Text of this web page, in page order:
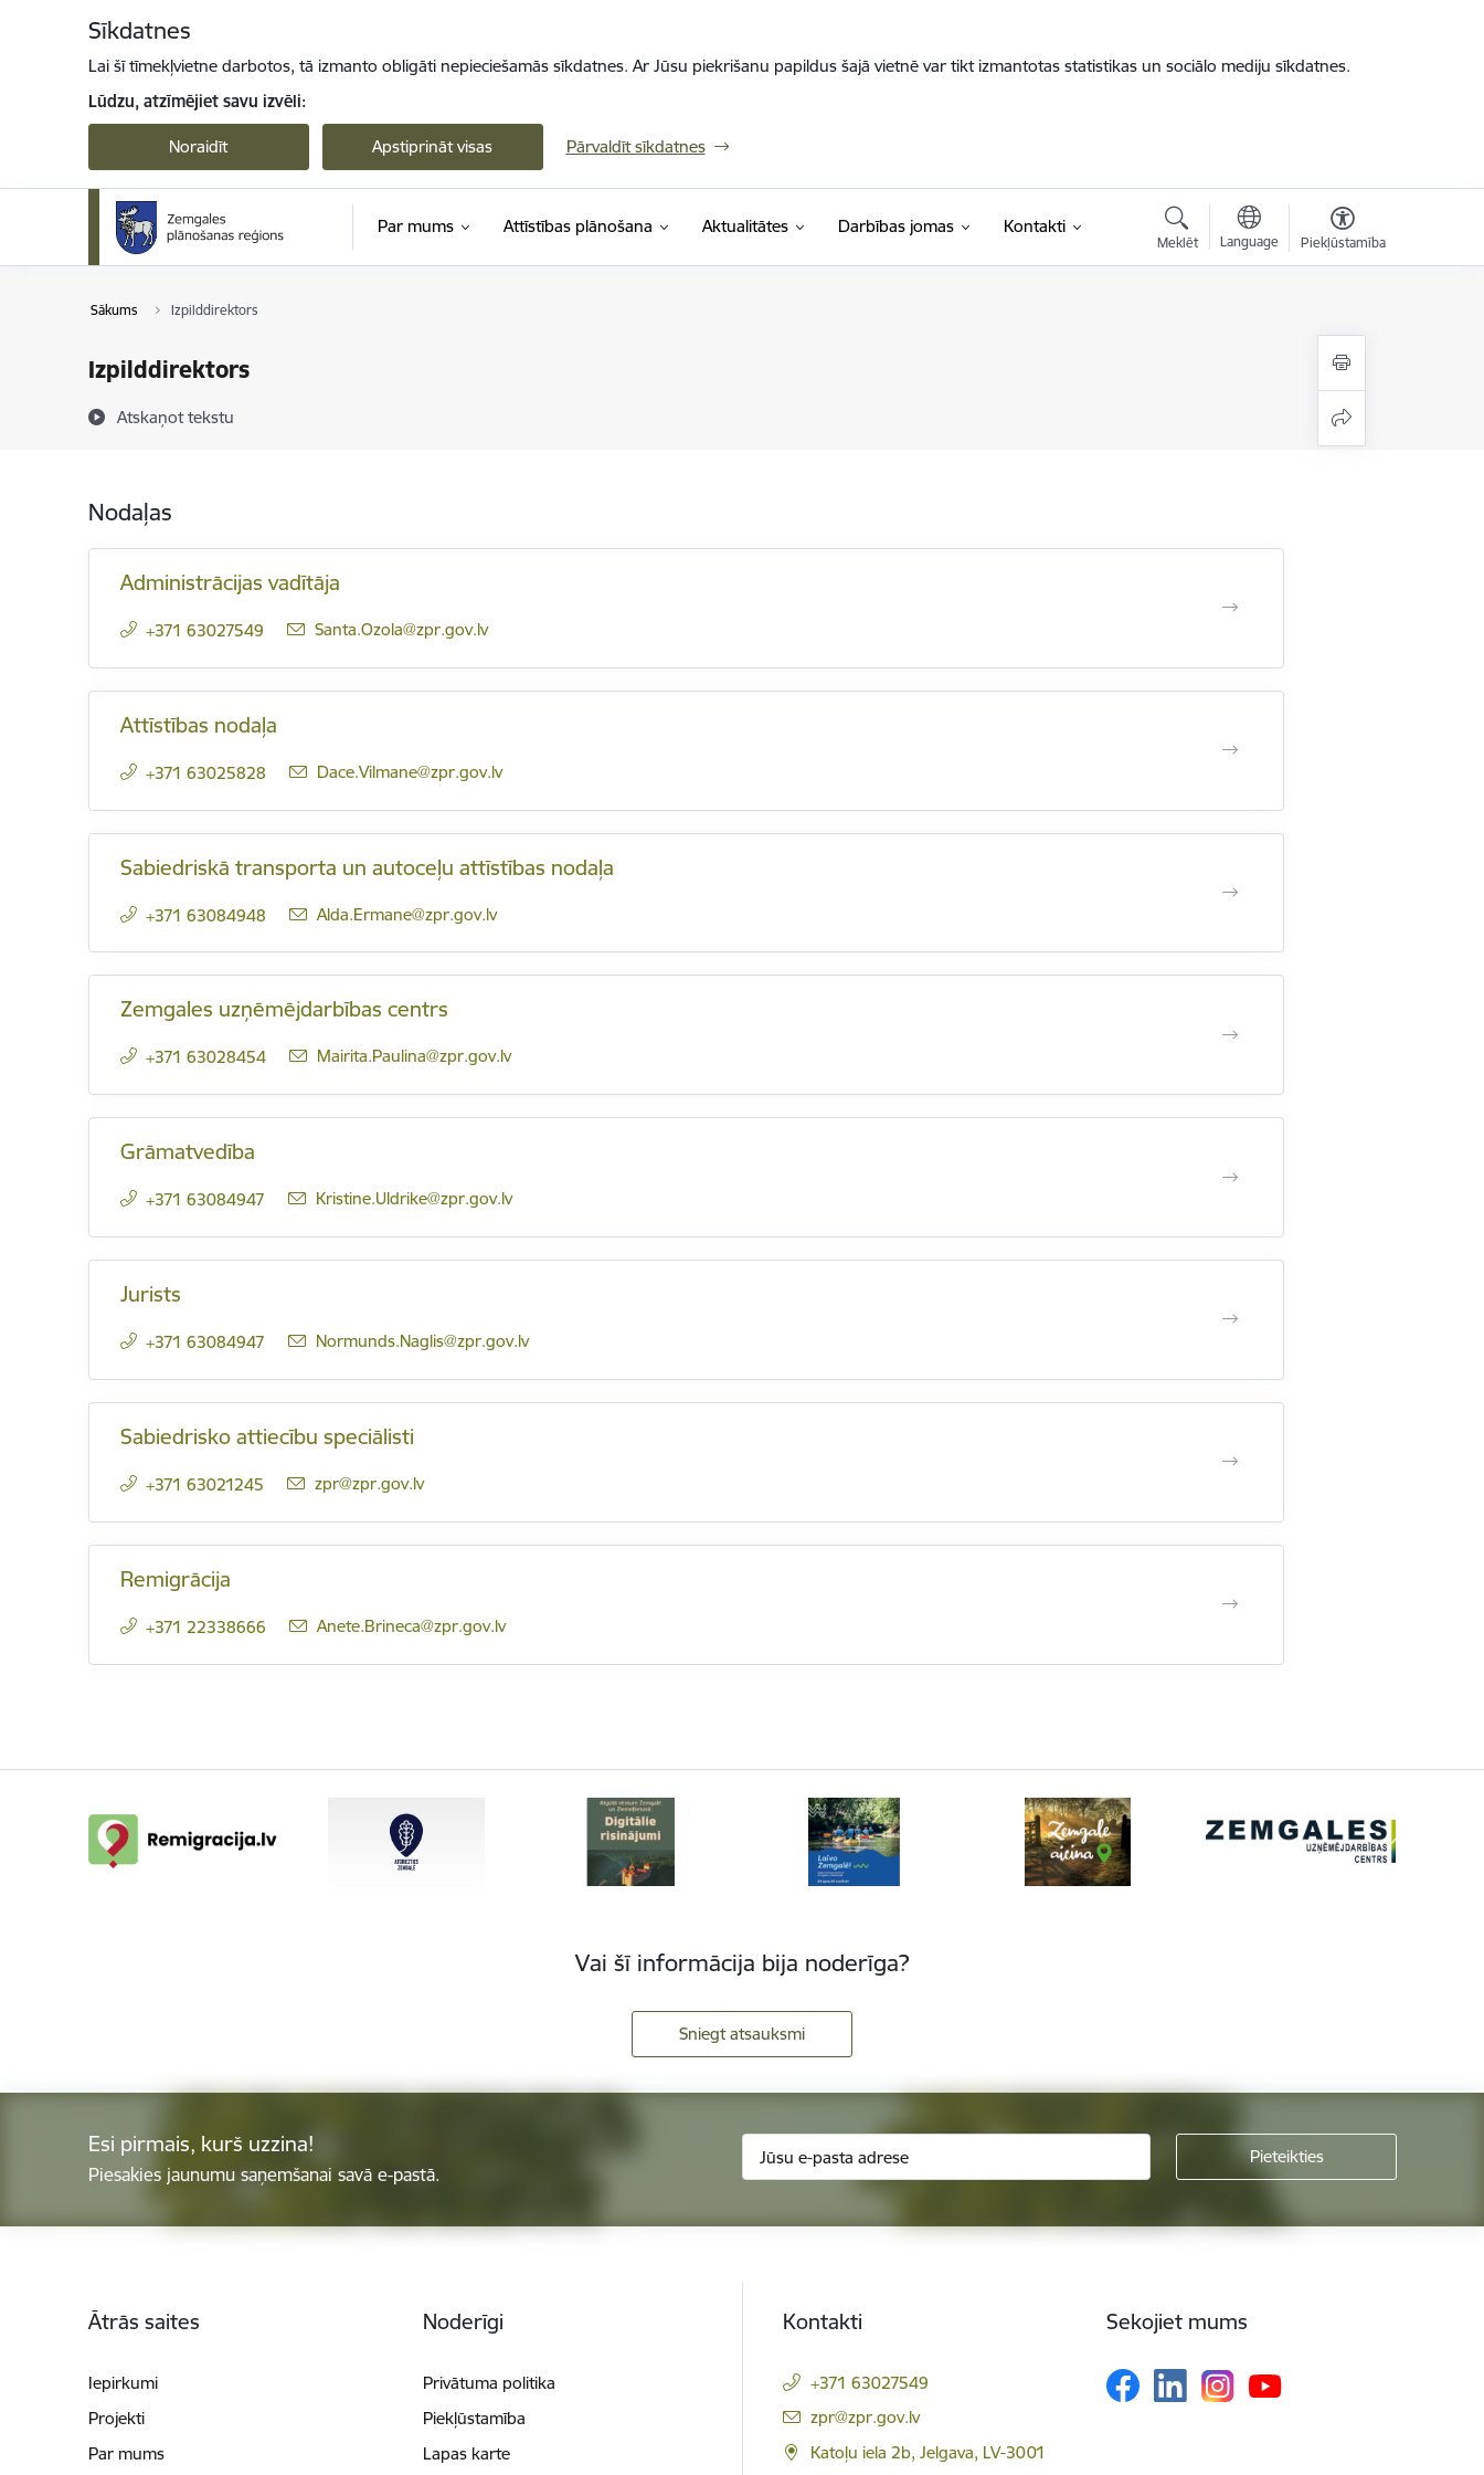
Sīkdatnes
Lai šī tīmekļvietne darbotos, tā izmanto obligāti nepieciešamās sīkdatnes. Ar Jūsu piekrišanu papildus šajā vietnē var tikt izmantotas statistikas un sociālo mediju sīkdatnes.
Lūdzu, atzīmējiet savu izvēli:
Noraidīt Apstiprināt visas Pārvaldīt sīkdatnes
Par mums Attīstības plānošana Aktualitātes Darbības jomas Kontakti
Meklēt Language Piekļūstamība
Sākums Izpilddirektors
Izpilddirektors
Atskaņot tekstu
Nodaļas
Administrācijas vadītāja
+371 63027549 E-pasts:
Santa.Ozola@zpr.gov.lv
Attīstības nodaļa
+371 63025828 E-pasts:
Dace.Vilmane@zpr.gov.lv
Sabiedriskā transporta un autoceļu attīstības nodaļa
+371 63084948 E-pasts:
Alda.Ermane@zpr.gov.lv
Zemgales uzņēmējdarbības centrs
+371 63028454 E-pasts:
Mairita.Paulina@zpr.gov.lv
Grāmatvedība
+371 63084947 E-pasts:
Kristine.Uldrike@zpr.gov.lv
Jurists
+371 63084947 E-pasts:
Normunds.Naglis@zpr.gov.lv
Sabiedrisko attiecību speciālisti
+371 63021245 E-pasts:
zpr@zpr.gov.lv
Remigrācija
+371 22338666 E-pasts:
Anete.Brineca@zpr.gov.lv
Vai šī informācija bija noderīga?
Sniegt atsauksmi
Esi pirmais, kurš uzzina!
Piesakies jaunumu saņemšanai savā e-pastā.
Ātrās saites
Iepirkumi
Projekti
Par mums
Noderīgi
Privātuma politika
Piekļūstamība
Lapas karte
Kontakti
+371 63027549
E-pasts:
zpr@zpr.gov.lv
Katoļu iela 2b, Jelgava, LV-3001
Sekojiet mums